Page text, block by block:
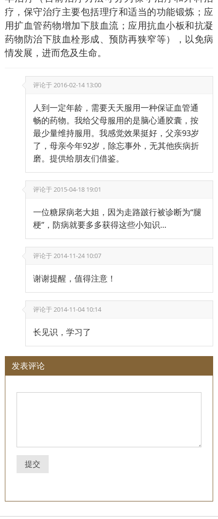
疗，保守治疗主要包括理疗和适当的功能锻炼；应
用扩血管药物增加下肢血流；应用抗血小板和抗凝
药物防治下肢血栓形成、预防再狭窄等），以免病
情发展，进而危及生命。
评论于2016-02-14 13:00
人到一定年龄，需要天天服用一种保证血管通
畅的药物。我给父母服用的是脑心通胶囊，按
最少量维持服用。我感觉效果挺好，父亲93岁
了，母亲今年92岁，除忘事外，无其他疾病折
磨。提供给朋友们借鉴。
评论于2015-04-18 19:01
一位糖尿病老大姐，因为走路跛行被诊断为“腿
梗”，防病就要多多获得这些小知识…
评论于2014-11-24 10:07
谢谢提醒，值得注意！
评论于2014-11-04 10:14
长见识，学习了
发表评论
提交